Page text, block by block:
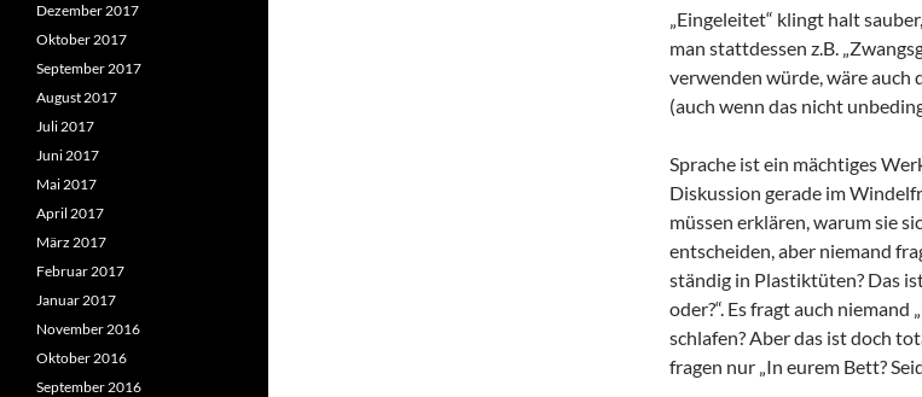
„Eingeleitet“ klingt halt
man stattdessen z.B.
verwenden würde, wäre auch
(auch wenn das nicht
Sprache ist ein mächtiges
Diskussion gerade im
müssen erklären, warum sie
entscheiden, aber niemand
ständig in Plastiktüten? Das
oder?“. Es fragt auch
schlafen? Aber das ist doch
fragen nur „In eurem Bett?
Dezember 2017
Oktober 2017
September 2017
August 2017
Juli 2017
Juni 2017
Mai 2017
April 2017
März 2017
Februar 2017
Januar 2017
November 2016
Oktober 2016
September 2016